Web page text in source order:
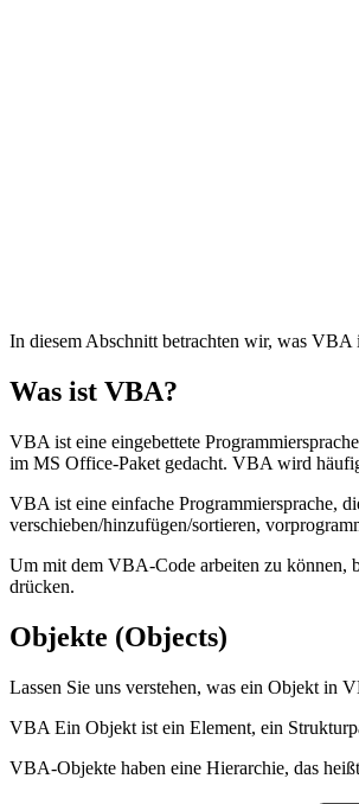
In diesem Abschnitt betrachten wir, was VBA
Was ist VBA?
VBA ist eine eingebettete
im MS Office-Paket gedacht. VBA wird
VBA ist eine einfache Programmiersprache,
verschieben/hinzufügen/sortieren,
Um mit dem VBA-Code arbeiten zu können,
drücken.
Objekte (Objects)
Lassen Sie uns verstehen, was ein Objekt in
VBA Ein Objekt ist ein Element, ein
VBA-Objekte haben eine Hierarchie, das